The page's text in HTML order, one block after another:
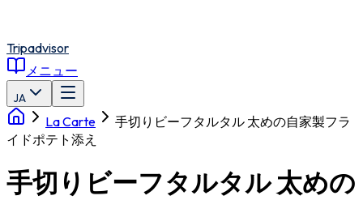
Tripadvisor
メニュー
JA
La Carte
手切りビーフタルタル 太めの自家製フラ
イドポテト添え
手切りビーフタルタル 太めの